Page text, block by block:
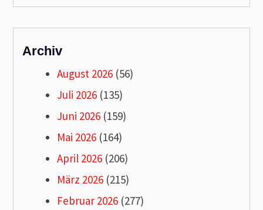
Archiv
August 2026 (56)
Juli 2026 (135)
Juni 2026 (159)
Mai 2026 (164)
April 2026 (206)
März 2026 (215)
Februar 2026 (277)